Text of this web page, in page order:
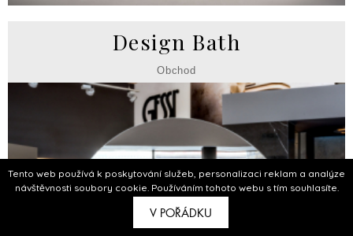
Tento web používá k poskytování služeb, personalizaci reklam a analýze
návštěvnosti soubory cookie. Používáním tohoto webu s tím souhlasíte.
V POŘÁDKU
Design Bath
Obchod